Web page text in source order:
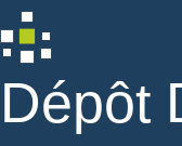
Dépôt
Indirect
learning